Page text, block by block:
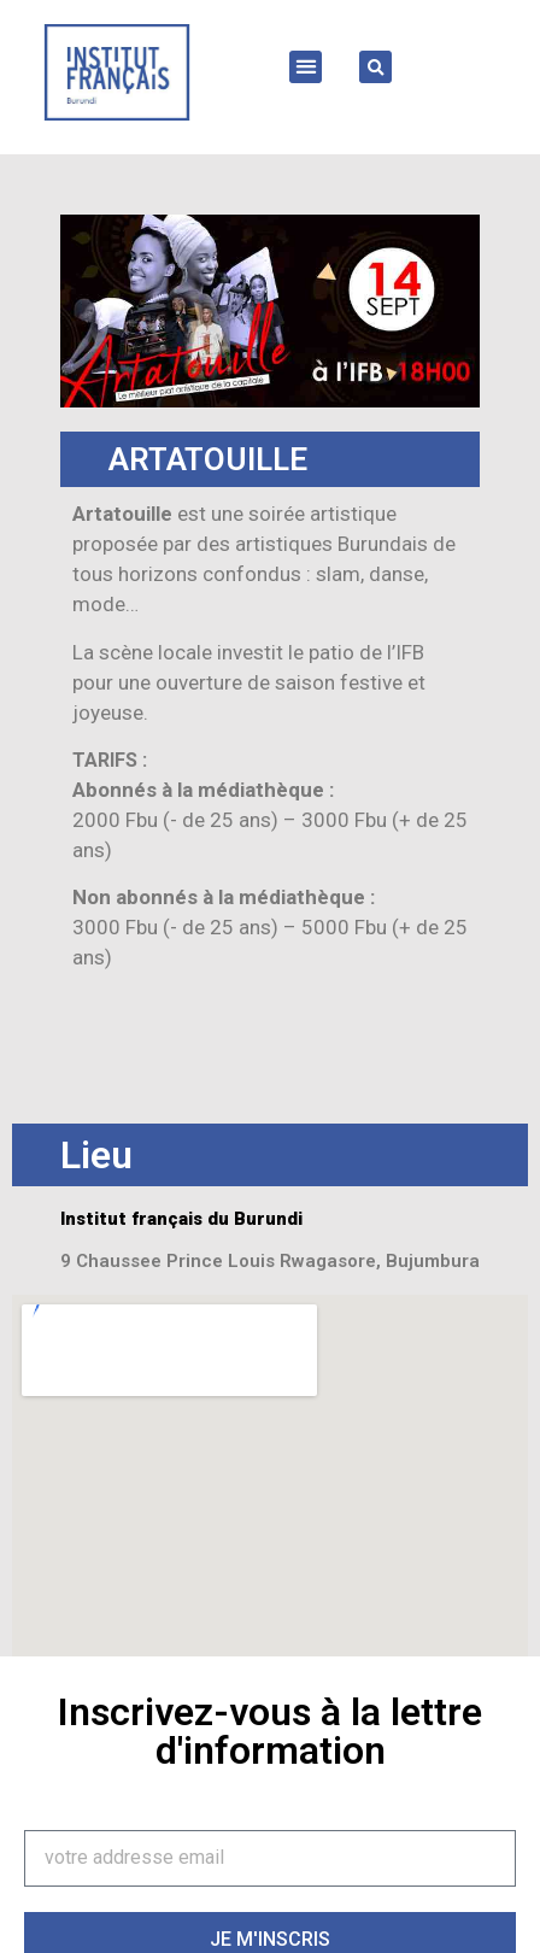
ARTATOUILLE
Artatouille est une soirée artistique
proposée par des artistiques Burundais de
tous horizons confondus : slam, danse,
mode…
La scène locale investit le patio de l’IFB
pour une ouverture de saison festive et
joyeuse.
TARIFS :
Abonnés à la médiathèque :
2000 Fbu (- de 25 ans) – 3000 Fbu (+ de 25
ans)
Non abonnés à la médiathèque :
3000 Fbu (- de 25 ans) – 5000 Fbu (+ de 25
ans)
Lieu
Institut français du Burundi
9 Chaussee Prince Louis Rwagasore, Bujumbura
Inscrivez-vous à la lettre
d'information
JE M'INSCRIS